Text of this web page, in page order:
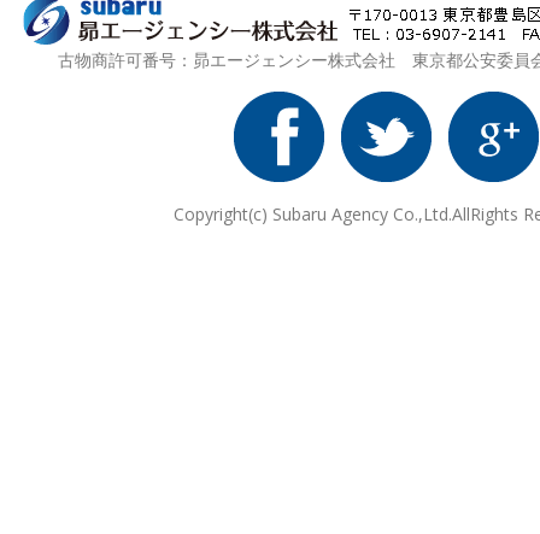
古物商許可番号：昴エージェンシー株式会社 東京都公安委
Copyright(c) Subaru Agency Co.,Ltd.AllRights